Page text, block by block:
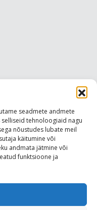
seadmete andmete
tehnoloogiaid nagu
nõustudes lubate meil
käitumine või
andmata jätmine või
funktsioone ja